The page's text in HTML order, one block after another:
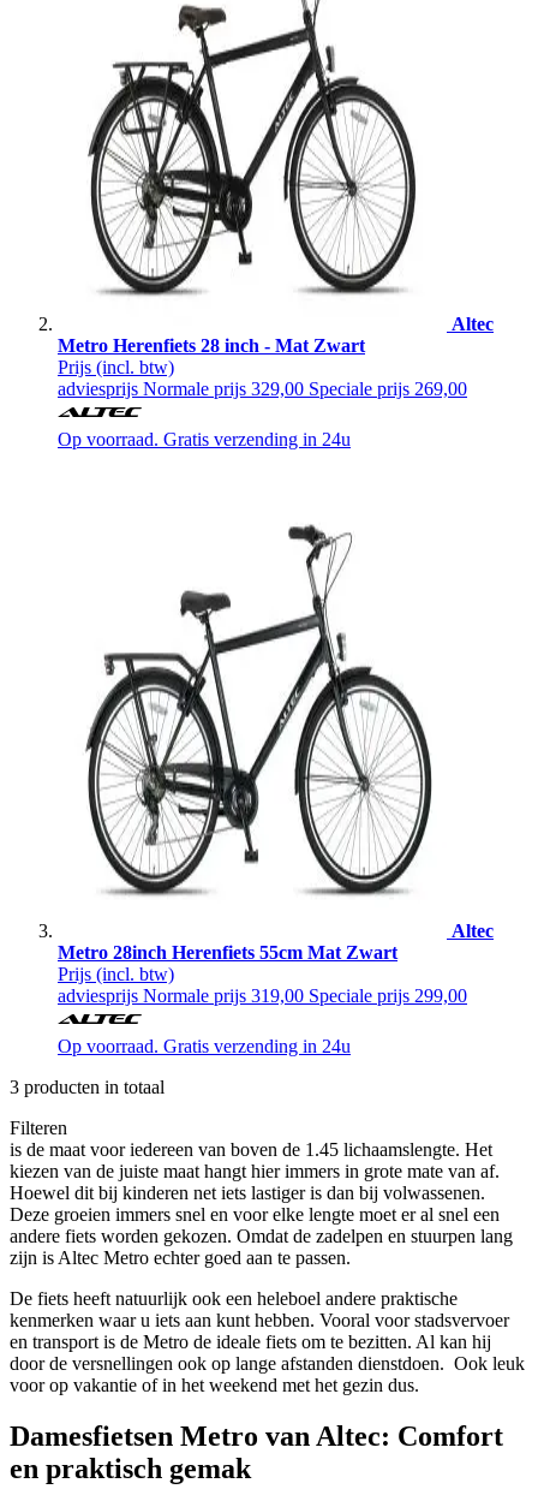
Altec
Metro Herenfiets 28 inch - Mat Zwart
Prijs (incl. btw)
adviesprijs Normale prijs 329,00 Speciale prijs 269,00
Op voorraad. Gratis verzending in 24u
Altec
Metro 28inch Herenfiets 55cm Mat Zwart
Prijs (incl. btw)
adviesprijs Normale prijs 319,00 Speciale prijs 299,00
Op voorraad. Gratis verzending in 24u
3 producten in totaal
Filteren
is de maat voor iedereen van boven de 1.45 lichaamslengte. Het
kiezen van de juiste maat hangt hier immers in grote mate van af.
Hoewel dit bij kinderen net iets lastiger is dan bij volwassenen.
Deze groeien immers snel en voor elke lengte moet er al snel een
andere fiets worden gekozen. Omdat de zadelpen en stuurpen lang
zijn is Altec Metro echter goed aan te passen.
De fiets heeft natuurlijk ook een heleboel andere praktische
kenmerken waar u iets aan kunt hebben. Vooral voor stadsvervoer
en transport is de Metro de ideale fiets om te bezitten. Al kan hij
door de versnellingen ook op lange afstanden dienstdoen. Ook leuk
voor op vakantie of in het weekend met het gezin dus.
Damesfietsen Metro van Altec: Comfort
en praktisch gemak